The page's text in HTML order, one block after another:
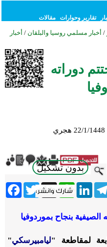
تقارير وحوارات مقالات
/ أخبار مسلمي روسيا والبلقان / أخبار
دوراته
بدون تشكيل
Twitter X
WhatsApp
LinkedIn
بنجاح بموردوفيا
لمقاطعة "ليامبيرسكي"